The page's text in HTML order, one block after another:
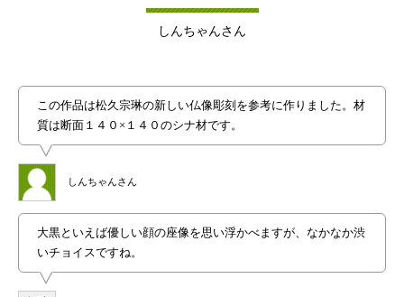
しんちゃんさん
しんちゃんさん
この作品は松久宗琳の新しい仏像彫刻を参考に作りました。材
質は断面１４０×１４０のシナ材です。
大黒といえば優しい顔の座像を思い浮かべますが、なかなか渋
いチョイスですね。